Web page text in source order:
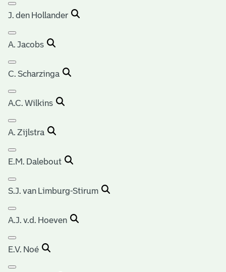
J. den Hollander
A. Jacobs
C. Scharzinga
A.C. Wilkins
A. Zijlstra
E.M. Dalebout
S.J. van Limburg-Stirum
A.J. v.d. Hoeven
E.V. Noé